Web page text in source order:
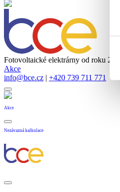
Fotovoltaické elektrárny od roku 2005
Akce
info@bce.cz | +420 739 711 771
Akce
Nezávazná kalkulace